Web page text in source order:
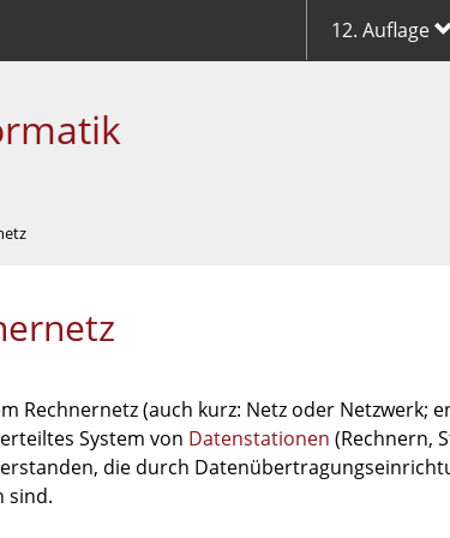
12. Auflage
Rechnernetz (auch kurz: Netz oder Netzwerk;
System von Datenstationen (Rechnern,
die durch
sind.